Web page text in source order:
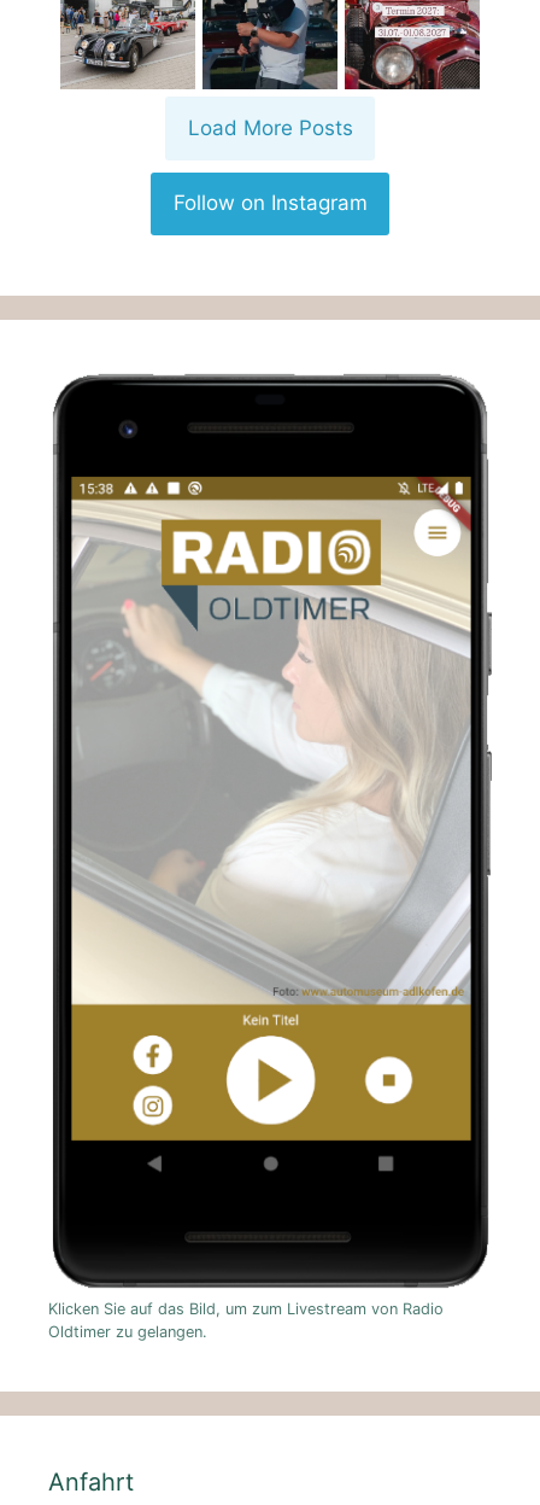
Load More Posts
Follow on Instagram
Klicken Sie auf das Bild, um zum Livestream von Radio
Oldtimer zu gelangen.
Anfahrt